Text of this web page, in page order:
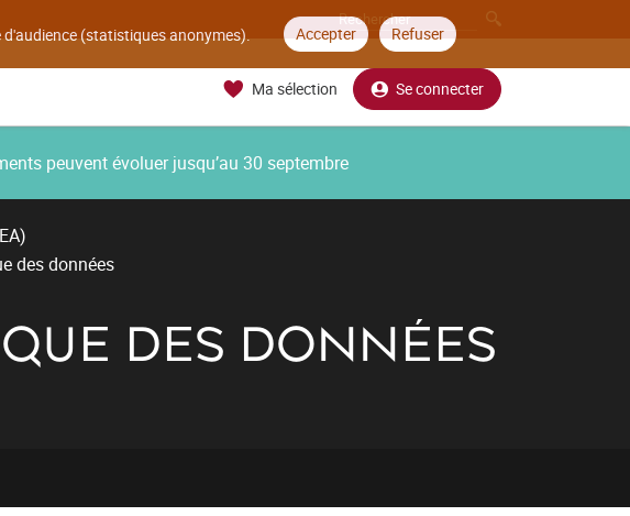
(statistiques anonymes). Accepter Refuser
Ma sélection Se connecter
peuvent évoluer jusqu’au 30 septembre
des données
DES DONNÉES